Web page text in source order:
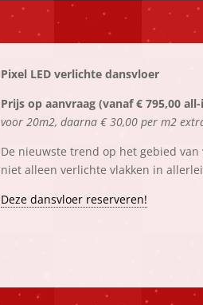
Pixel LED verlichte dansvloer
Prijs op aanvraag (vanaf € 795,00
voor 20m2, daarna € 30,00 per m2
De nieuwste trend op het gebied
niet alleen verlichte vlakken in
Deze dansvloer reserveren!